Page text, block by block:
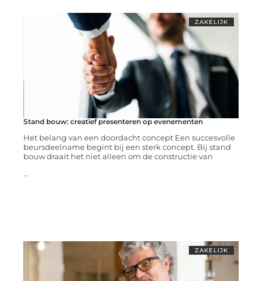
ZAKELIJK
Stand bouw: creatief presenteren op evenementen
Het belang van een doordacht concept Een succesvolle
beursdeelname begint bij een sterk concept. Bij stand
bouw draait het niet alleen om de constructie van
...
ZAKELIJK